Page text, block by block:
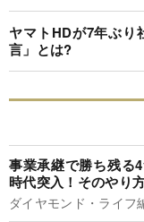
ヤマトHDが7年ぶり
言」とは?
事業承継で勝ち残る
時代突入！そのやり
ダイヤモンド・ライフ